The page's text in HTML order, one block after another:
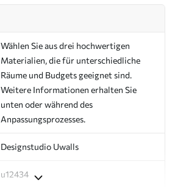
Wählen Sie aus drei hochwertigen
Materialien, die für unterschiedliche
Räume und Budgets geeignet sind.
Weitere Informationen erhalten Sie
unten oder während des
Anpassungsprozesses.
Designstudio Uwalls
u12434